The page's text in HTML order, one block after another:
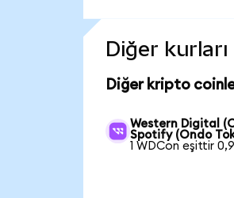
Diğer
Diğer kripto
Western Digital
Spotify (Ondo
1 WDCon eşittir